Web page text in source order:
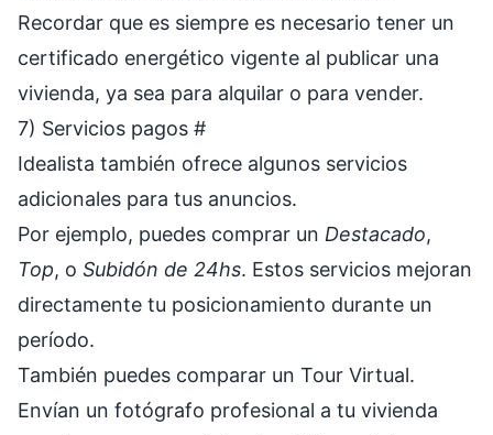
Recordar que es siempre es necesario tener un
certificado energético vigente al publicar una
vivienda, ya sea para alquilar o para vender.
7) Servicios pagos #
Idealista también ofrece algunos servicios
adicionales para tus anuncios.
Por ejemplo, puedes comprar un Destacado,
Top, o Subidón de 24hs. Estos servicios mejoran
directamente tu posicionamiento durante un
período.
También puedes comparar un Tour Virtual.
Envían un fotógrafo profesional a tu vivienda